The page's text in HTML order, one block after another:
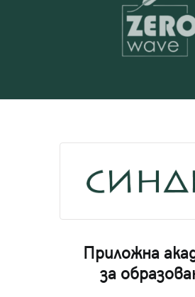
Приложна
за